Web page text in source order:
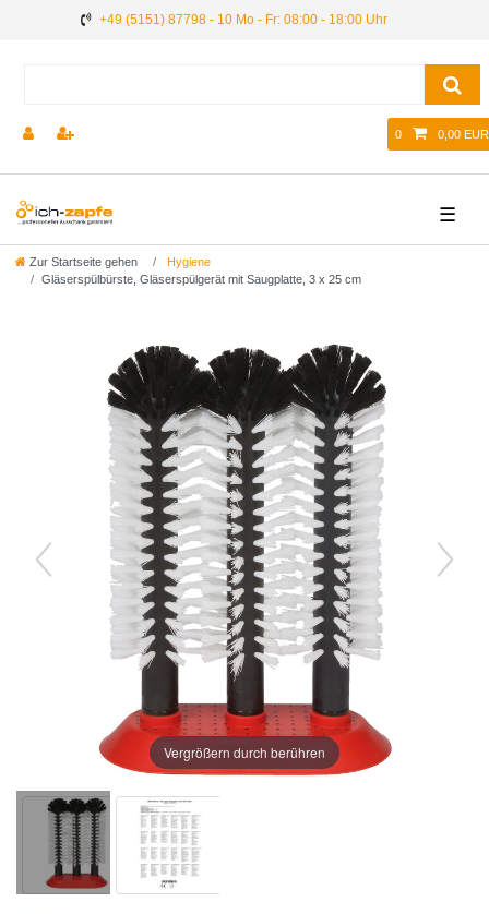
+49 (5151) 87798 - 10 Mo - Fr: 08:00 - 18:00 Uhr
0 0,00 EUR
☰
Zur Startseite gehen
Hygiene
Gläserspülbürste, Gläserspülgerät mit Saugplatte, 3 x 25 cm
Vergrößern durch berühren